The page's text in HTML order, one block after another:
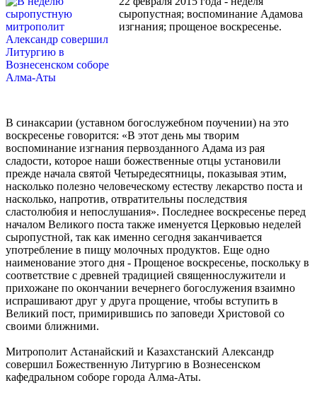
сыропустная; воспоминание Адамова
изгнания; прощеное воскресенье.
В синаксарии (уставном богослужебном поучении) на это
воскресенье говорится: «В этот день мы творим
воспоминание изгнания первозданного Адама из рая
сладости, которое наши божественные отцы установили
прежде начала святой Четыредесятницы, показывая этим,
насколько полезно человеческому естеству лекарство поста и
насколько, напротив, отвратительны последствия
сластолюбия и непослушания». Последнее воскресенье перед
началом Великого поста также именуется Церковью неделей
сыропустной, так как именно сегодня заканчивается
употребление в пищу молочных продуктов. Еще одно
наименование этого дня - Прощеное воскресенье, поскольку в
соответствие с древней традицией священнослужители и
прихожане по окончании вечернего богослужения взаимно
испрашивают друг у друга прощение, чтобы вступить в
Великий пост, примирившись по заповеди Христовой со
своими ближними.
Митрополит Астанайский и Казахстанский Александр
совершил Божественную Литургию в Вознесенском
кафедральном соборе города Алма-Аты.